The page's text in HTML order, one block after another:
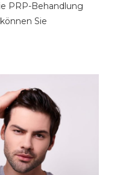
PRP-Behandlung
Sie